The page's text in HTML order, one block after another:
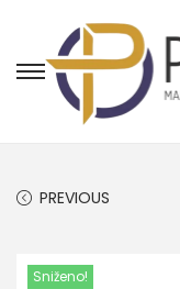
PREVIOUS
Sniženo!